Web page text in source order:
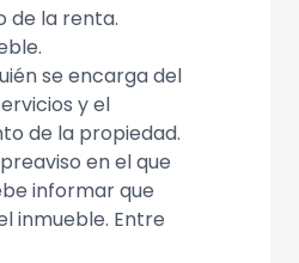
de la renta.
se encarga del
y el
de la propiedad.
en el que
informar que
inmueble. Entre